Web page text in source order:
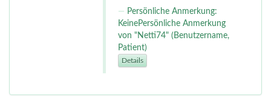
Persönliche Anmerkung:
KeinePersönliche Anmerkung
von "Netti74" (Benutzername,
Patient)
Details